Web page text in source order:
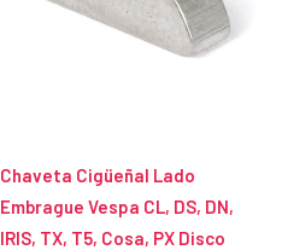
Chaveta Cigüeñal Lado
Embrague Vespa CL, DS, DN,
IRIS, TX, T5, Cosa, PX Disco